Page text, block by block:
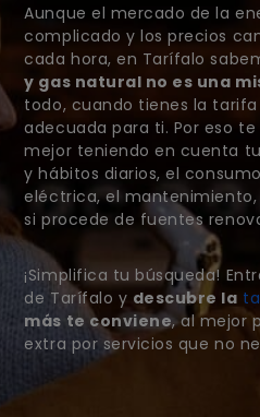
Aunque el mercado de la
complicado y los precios
cada hora, en Tarífalo
y gas natural no es una
todo, cuando tienes la
adecuada para ti. Por eso
mejor teniendo en cuenta
y hábitos diarios, el
eléctrica, el
si procede de fuentes
¡Simplifica tu búsqueda!
de Tarífalo y descubre la
más te conviene, al mejor
extra por servicios que no